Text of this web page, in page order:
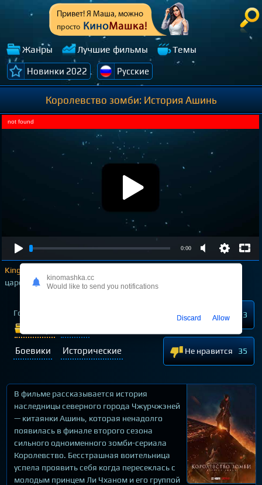
Жанры Лучшие фильмы Темы
Новинки 2022 Русские
Королевство зомби: История Ашинь
0:00
not found
Kingdom: Ashinjeon
царство
Год выпуска
Боевики Исторические
Нравится 123
Не нравится 35
В фильме рассказывается история
наследницы северного города Чжурчжэней
— китаянки Ашинь, которая ненадолго
появилась в финале второго сезона
сильного одноименного зомби-сериала
Королевство. Бесстрашная воительница
успела проявить себя когда пересеклась с
молодым принцем Ли Чханом и его группой
kinomashka.cc
Would like to send you notifications
Discard Allow